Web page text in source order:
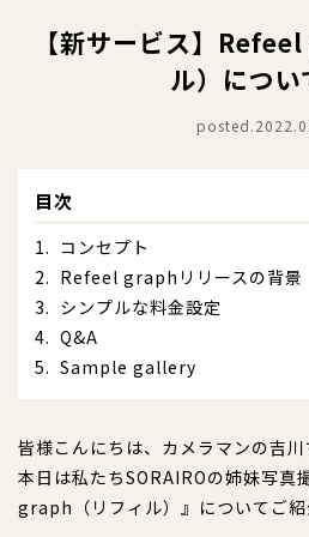
【新サービス】
ル）につ
目次
コンセプト
Refeel graphリリースの背景
シンプルな料金設定
Q&A
Sample gallery
皆様こんにちは、カメラマンの吉川
本日は私たちSORAIROの姉妹写
graph（リフィル）』についてご紹